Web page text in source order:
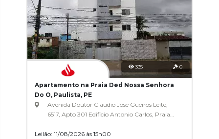
335 0
Apartamento na Praia Ded Nossa Senhora
Do O, Paulista, PE
Avenida Doutor Claudio Jose Gueiros Leite,
6517, Apto 301 Edificio Antonio Carlos, Praia
Leilão: 11/08/2026 às 15h00